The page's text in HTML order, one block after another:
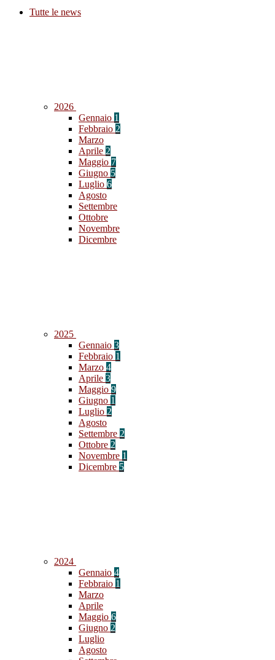
Tutte le news
2026
Gennaio 1
Febbraio 2
Marzo
Aprile 2
Maggio 7
Giugno 5
Luglio 6
Agosto
Settembre
Ottobre
Novembre
Dicembre
2025
Gennaio 3
Febbraio 1
Marzo 4
Aprile 3
Maggio 9
Giugno 1
Luglio 2
Agosto
Settembre 2
Ottobre 2
Novembre 1
Dicembre 5
2024
Gennaio 4
Febbraio 1
Marzo
Aprile
Maggio 6
Giugno 2
Luglio
Agosto